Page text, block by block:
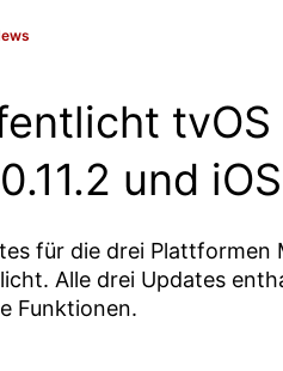
tvOS
und
für die drei Plattformen
Alle drei Updates
Funktionen.